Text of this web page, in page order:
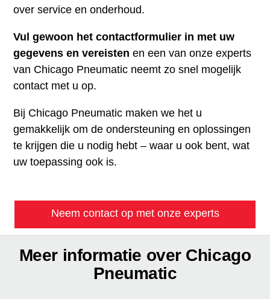
over service en onderhoud.
Vul gewoon het contactformulier in met uw
gegevens en vereisten en een van onze experts
van Chicago Pneumatic neemt zo snel mogelijk
contact met u op.
Bij Chicago Pneumatic maken we het u
gemakkelijk om de ondersteuning en oplossingen
te krijgen die u nodig hebt – waar u ook bent, wat
uw toepassing ook is.
Neem contact op met onze experts
Meer informatie over Chicago
Pneumatic